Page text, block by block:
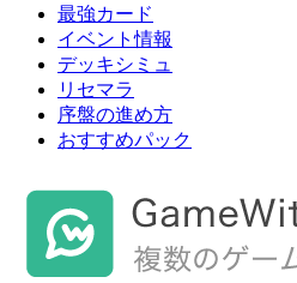
最強カード
イベント情報
デッキシミュ
リセマラ
序盤の進め方
おすすめパック